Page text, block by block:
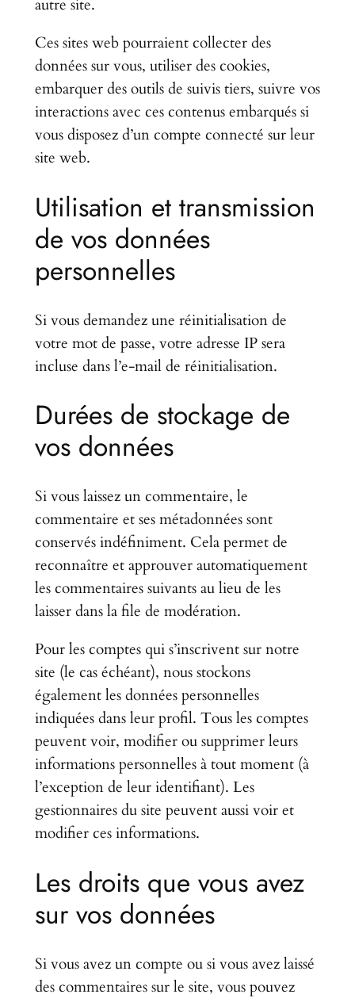
autre site.
Ces sites web pourraient collecter des
données sur vous, utiliser des cookies,
embarquer des outils de suivis tiers, suivre vos
interactions avec ces contenus embarqués si
vous disposez d’un compte connecté sur leur
site web.
Utilisation et transmission
de vos données
personnelles
Si vous demandez une réinitialisation de
votre mot de passe, votre adresse IP sera
incluse dans l’e-mail de réinitialisation.
Durées de stockage de
vos données
Si vous laissez un commentaire, le
commentaire et ses métadonnées sont
conservés indéfiniment. Cela permet de
reconnaître et approuver automatiquement
les commentaires suivants au lieu de les
laisser dans la file de modération.
Pour les comptes qui s’inscrivent sur notre
site (le cas échéant), nous stockons
également les données personnelles
indiquées dans leur profil. Tous les comptes
peuvent voir, modifier ou supprimer leurs
informations personnelles à tout moment (à
l’exception de leur identifiant). Les
gestionnaires du site peuvent aussi voir et
modifier ces informations.
Les droits que vous avez
sur vos données
Si vous avez un compte ou si vous avez laissé
des commentaires sur le site, vous pouvez